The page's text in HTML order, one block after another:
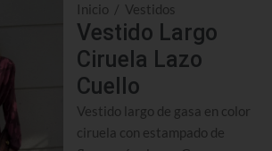
Inicio / Vestidos
Vestido Largo
Ciruela Lazo
Cuello
Vestido largo de gasa en color
ciruela con estampado de